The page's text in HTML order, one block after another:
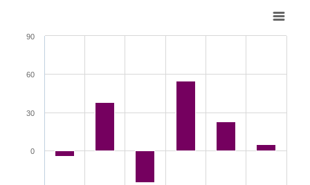
Bar chart with 6 bars.
The chart has 1 X axis displaying XAxis.
0
30
60
90